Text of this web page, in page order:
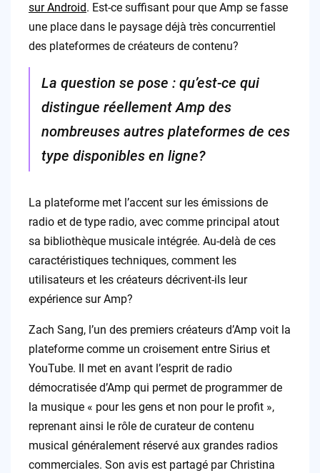
sur Android. Est-ce suffisant pour que Amp se fasse
une place dans le paysage déjà très concurrentiel
des plateformes de créateurs de contenu?
La question se pose : qu’est-ce qui
distingue réellement Amp des
nombreuses autres plateformes de ces
type disponibles en ligne?
La plateforme met l’accent sur les émissions de
radio et de type radio, avec comme principal atout
sa bibliothèque musicale intégrée. Au-delà de ces
caractéristiques techniques, comment les
utilisateurs et les créateurs décrivent-ils leur
expérience sur Amp?
Zach Sang, l’un des premiers créateurs d’Amp voit la
plateforme comme un croisement entre Sirius et
YouTube. Il met en avant l’esprit de radio
démocratisée d’Amp qui permet de programmer de
la musique « pour les gens et non pour le profit »,
reprenant ainsi le rôle de curateur de contenu
musical généralement réservé aux grandes radios
commerciales. Son avis est partagé par Christina